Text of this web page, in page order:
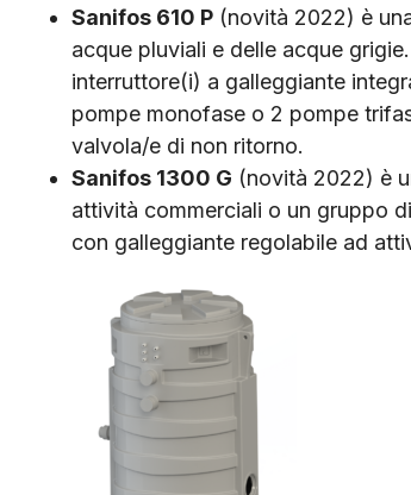
Sanifos 610 P (novità 2022) è
acque pluviali e delle acque
interruttore(i) a galleggiante
pompe monofase o 2 pompe
valvola/e di non ritorno.
Sanifos 1300 G (novità 2022) è
attività commerciali o un gruppo
con galleggiante regolabile ad